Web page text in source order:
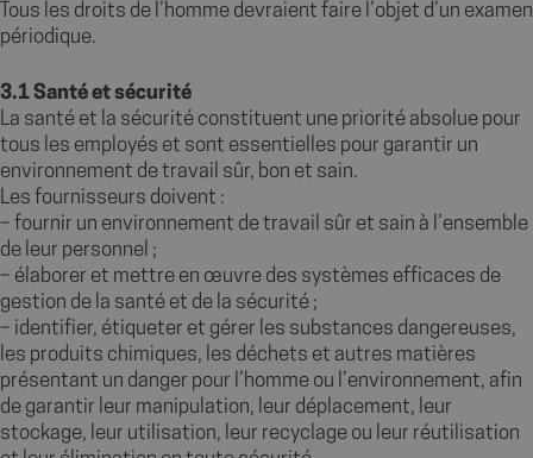
Tous les droits de l’homme devraient faire l’objet d’un examen
périodique.
3.1 Santé et sécurité
La santé et la sécurité constituent une priorité absolue pour
tous les employés et sont essentielles pour garantir un
environnement de travail sûr, bon et sain.
Les fournisseurs doivent :
– fournir un environnement de travail sûr et sain à l’ensemble
de leur personnel ;
– élaborer et mettre en œuvre des systèmes efficaces de
gestion de la santé et de la sécurité ;
– identifier, étiqueter et gérer les substances dangereuses,
les produits chimiques, les déchets et autres matières
présentant un danger pour l’homme ou l’environnement, afin
de garantir leur manipulation, leur déplacement, leur
stockage, leur utilisation, leur recyclage ou leur réutilisation